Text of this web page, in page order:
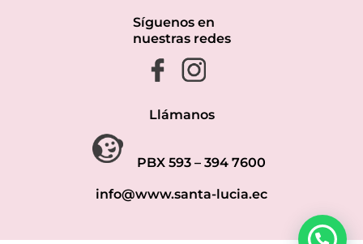
Síguenos en
nuestras redes
Llámanos
PBX 593 – 394 7600
info@www.santa-lucia.ec